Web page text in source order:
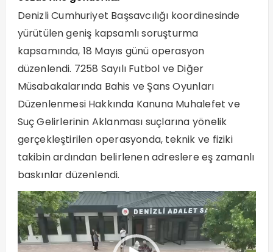
Denizli Cumhuriyet Başsavcılığı koordinesinde
yürütülen geniş kapsamlı soruşturma
kapsamında, 18 Mayıs günü operasyon
düzenlendi. 7258 Sayılı Futbol ve Diğer
Müsabakalarında Bahis ve Şans Oyunları
Düzenlenmesi Hakkında Kanuna Muhalefet ve
Suç Gelirlerinin Aklanması suçlarına yönelik
gerçekleştirilen operasyonda, teknik ve fiziki
takibin ardından belirlenen adreslere eş zamanlı
baskınlar düzenlendi.
Video
oynatıcı